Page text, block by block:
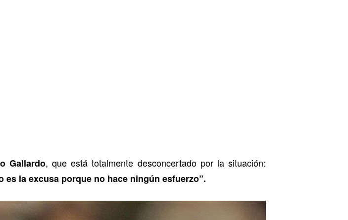
Gallardo, que está totalmente desconcertado por la situación:
es la excusa porque no hace ningún esfuerzo”.